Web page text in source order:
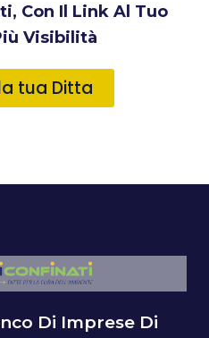
Con Il Link Al Tuo
Visibilità
tua Ditta
Di Imprese Di